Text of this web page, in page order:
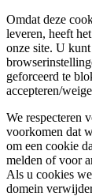
Omdat deze
leveren, heeft
onze site. U
geforceerd te
accepteren/
We respecteren
voorkomen dat
om een cookie
melden of voor
Als u cookies
domein